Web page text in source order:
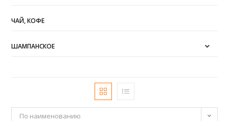
ЧАЙ, КОФЕ
ШАМПАНСКОЕ
По наименованию